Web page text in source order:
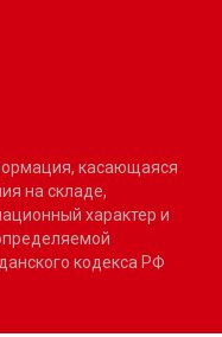
касающаяся
на складе,
характер и
кодекса РФ